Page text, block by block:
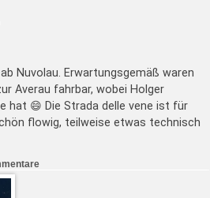
Nuvolau. Erwartungsgemäß waren
Averau fahrbar, wobei Holger
hat 😄 Die Strada delle vene ist für
flowig, teilweise etwas technisch
zu